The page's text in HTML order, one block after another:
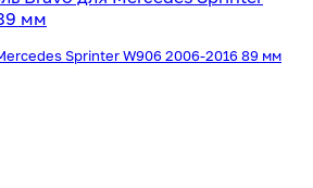
Sprinter W906 2006-2016 89 мм